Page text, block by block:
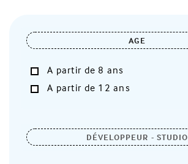
AGE
A partir de 8 ans
A partir de 12 ans
DÉVELOPPEUR - STUDIO